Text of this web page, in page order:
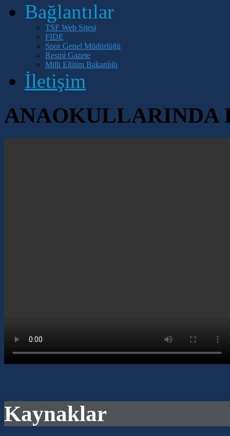
Bağlantılar
TSF Web Sitesi
FIDE
Spor Genel Müdürlüğü
Resmi Gazete
Milli Eğitim Bakanlığı
İletişim
ANAOKULLARINDA
Kaynaklar